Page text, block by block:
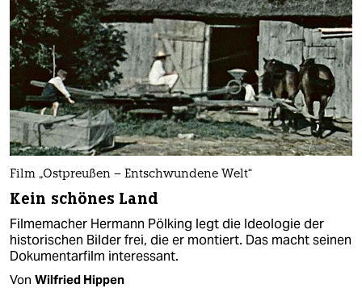
Film „Ostpreußen – Entschwundene Welt“
Kein schönes Land
Filmemacher Hermann Pölking legt die Ideologie der
historischen Bilder frei, die er montiert. Das macht seinen
Dokumentarfilm interessant.
Von Wilfried Hippen